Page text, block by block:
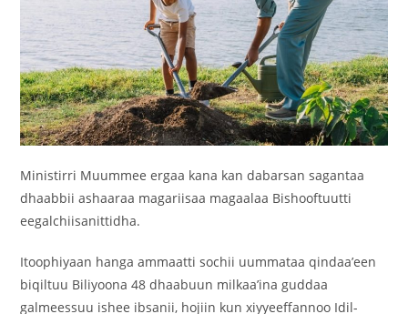
Ministirri Muummee ergaa kana kan dabarsan sagantaa
dhaabbii ashaaraa magariisaa magaalaa Bishooftuutti
eegalchiisanittidha.
‎Itoophiyaan hanga ammaatti sochii uummataa qindaa’een
biqiltuu Biliyoona 48 dhaabuun milkaa’ina guddaa
galmeessuu ishee ibsanii, hojiin kun xiyyeeffannoo Idil-